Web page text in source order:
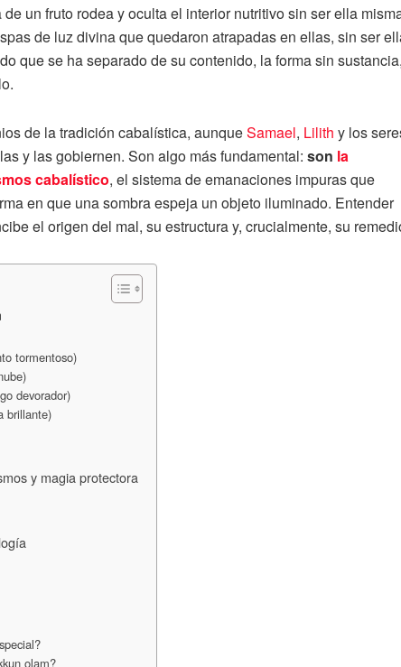
un fruto rodea y oculta el interior nutritivo sin ser ella
de luz divina que quedaron atrapadas en ellas, sin ser
que se ha separado de su contenido, la forma sin sustancia,
de la tradición cabalística, aunqueSamael, Lilith y los
y las gobiernen. Son algo más fundamental: son la
cabalístico, el sistema de emanaciones impuras que
en que una sombra espeja un objeto iluminado. Entender
el origen del mal, su estructura y, crucialmente, su
tormentoso)
devorador)
brillante)
y magia protectora
olam?